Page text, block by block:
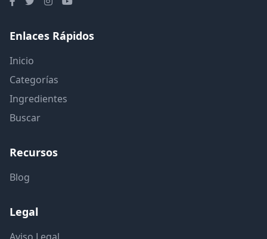
Enlaces Rápidos
Inicio
Categorías
Ingredientes
Buscar
Recursos
Blog
Legal